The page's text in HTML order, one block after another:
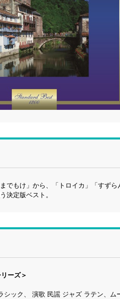
までもけ」から、「トロイカ」「すず
決定版ベスト。
ーズ＞
シック、 演歌 民謡 ジャズ ラテン、